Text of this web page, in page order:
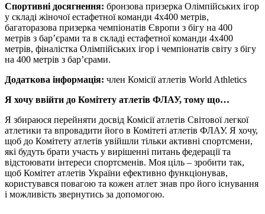
Спортивні досягнення: бронзова призерка Олімпійських ігор
у складі жіночої естафетної команди 4х400 метрів,
багаторазова призерка чемпіонатів Європи з бігу на 400
метрів з бар’єрами та в складі естафетної команди 4х400
метрів, фіналістка Олімпійських ігор і чемпіонатів світу з бігу
на 400 метрів з бар’єрами.
Додаткова інформація: член Комісії атлетів World Athletics
Я хочу ввійти до Комітету атлетів ФЛАУ, тому що…
Я збираюся перейняти досвід Комісії атлетів Світової легкої
атлетики та впровадити його в Комітеті атлетів ФЛАУ. Я хочу,
щоб до Комітету атлетів увійшли тільки активні спортсмени,
які будуть брати участь у вирішенні питань федерації та
відстоювати інтереси спортсменів. Моя ціль – зробити так,
щоб Комітет атлетів України ефективно функціонував,
користувався повагою та кожен атлет знав про його існування
і можливість звернутись за допомогою.